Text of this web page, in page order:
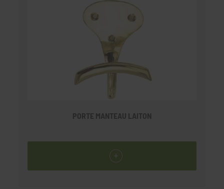
PORTE MANTEAU LAITON